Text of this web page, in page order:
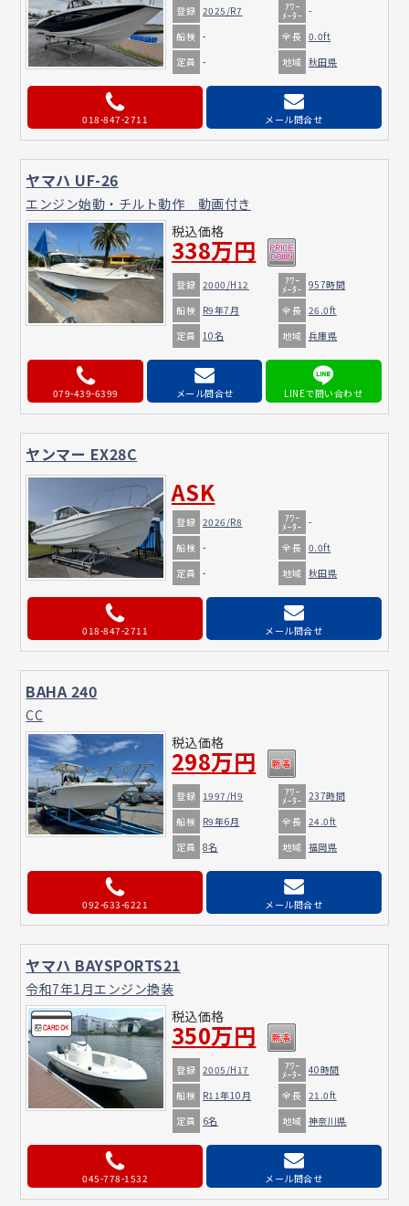
登録 2025/R7 ｱﾜｰ
ﾒｰﾀｰ -
船検 - 全長 0.0ft
定員 - 地域 秋田県
018-847-2711 メール問合せ
ヤマハ UF-26
エンジン始動・チルト動作 動画付き
税込価格
338万円
登録 2000/H12 ｱﾜｰ
ﾒｰﾀｰ 957時間
船検
R9年7月 全長 26.0ft
定員 10名 地域 兵庫県
079-439-6399 メール問合せ
ヤンマー EX28C
ASK
登録 2026/R8 ｱﾜｰ
ﾒｰﾀｰ -
船検 - 全長 0.0ft
定員 - 地域 秋田県
018-847-2711 メール問合せ
BAHA 240
CC
税込価格
298万円
登録 1997/H9 ｱﾜｰ
ﾒｰﾀｰ 237時間
船検
R9年6月 全長 24.0ft
定員 8名 地域 福岡県
092-633-6221 メール問合せ
ヤマハ BAYSPORTS21
令和7年1月エンジン換装
税込価格
350万円
登録 2005/H17 ｱﾜｰ
ﾒｰﾀｰ 40時間
船検
R11年10月 全長 21.0ft
定員
6名 地域 神奈川県
045-778-1532 メール問合せ